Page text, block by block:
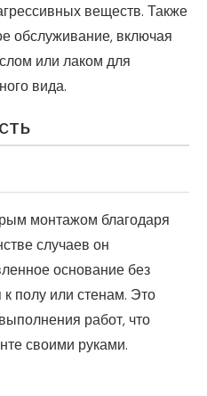
веществ. Также
обслуживание, включая
или лаком для
вида.
монтажом благодаря
случаев он
основание без
полу или стенам. Это
работ, что
своими руками.